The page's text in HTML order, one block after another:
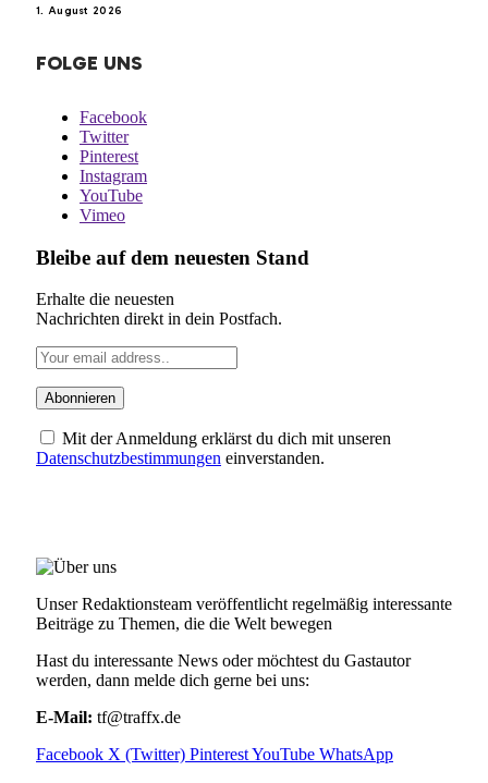
1. August 2026
FOLGE UNS
Facebook
Twitter
Pinterest
Instagram
YouTube
Vimeo
Bleibe auf dem neuesten Stand
Erhalte die neuesten
Nachrichten direkt in dein Postfach.
Mit der Anmeldung erklärst du dich mit unseren
Datenschutzbestimmungen einverstanden.
Unser Redaktionsteam veröffentlicht regelmäßig interessante
Beiträge zu Themen, die die Welt bewegen
Hast du interessante News oder möchtest du Gastautor
werden, dann melde dich gerne bei uns:
E-Mail: tf@traffx.de
Facebook X (Twitter) PinterestYouTube WhatsApp